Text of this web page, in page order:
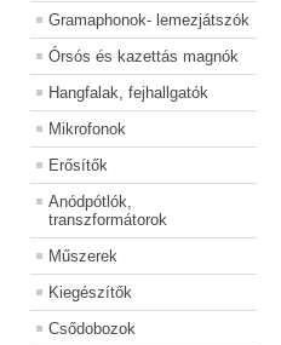
Gramaphonok- lemezjátszók
Órsós és kazettás magnók
Hangfalak, fejhallgatók
Mikrofonok
Erősítők
Anódpótlók,
transzformátorok
Műszerek
Kiegészítők
Csődobozok